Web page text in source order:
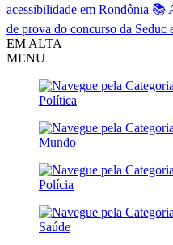
acessibilidade em Rondônia 📚
de prova do concurso da Seduc
EM ALTA
MENU
Política
Mundo
Polícia
Saúde